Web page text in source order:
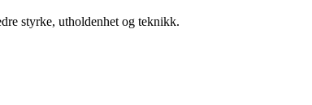
styrke, utholdenhet og teknikk.